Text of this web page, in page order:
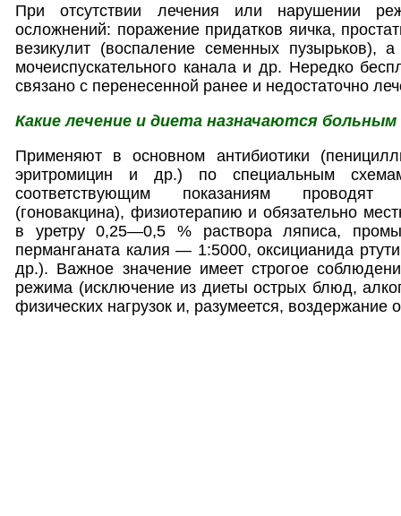
При отсутствии лечения или нарушении
осложнений: поражение придатков яичка,
везикулит (воспаление семенных пузырьков),
мочеиспускательного канала и др. Нередко
связано с перенесенной ранее и недостаточно
Какие лечение и диета назначаются больным
Применяют в основном антибиотики
эритромицин и др.) по специальным
соответствующим показаниям проводят
(гоновакцина), физиотерапию и обязательно
в уретру 0,25—0,5 % раствора ляписа,
перманганата калия — 1:5000, оксицианида
др.). Важное значение имеет строгое
режима (исключение из диеты острых блюд,
физических нагрузок и, разумеется, воздержание